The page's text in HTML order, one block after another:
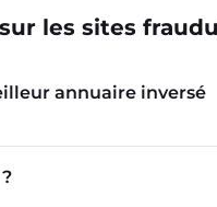
les sites
annuaire inversé
une fonctionnalité
inversée qui est
identifier les appelants
le code téléphonique